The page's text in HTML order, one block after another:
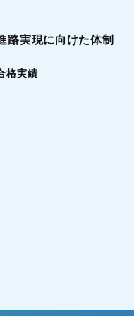
路実現に向けた体制
格実績